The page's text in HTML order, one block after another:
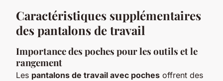
Caractéristiques supplémentaires
des pantalons de travail
Importance des poches pour les outils et le
rangement
Les pantalons de travail avec poches offrent des